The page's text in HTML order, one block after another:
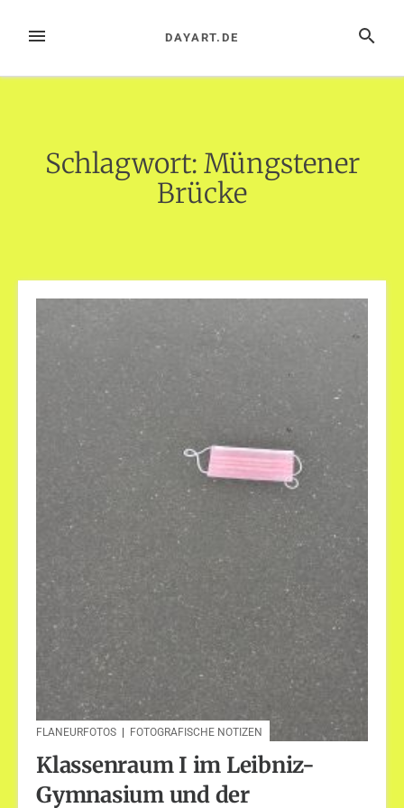
InhaltMENÜ SUCHE
DAYART.DE
Schlagwort: Müngstener
Brücke
FLANEURFOTOS | FOTOGRAFISCHE NOTIZEN
Klassenraum I im Leibniz-
Gymnasium und der